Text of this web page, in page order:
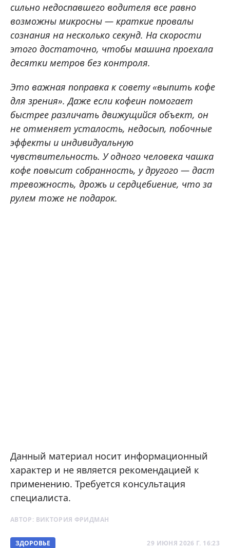
сильно недоспавшего водителя все равно
возможны микросны — краткие провалы
сознания на несколько секунд. На скорости
этого достаточно, чтобы машина проехала
десятки метров без контроля.
Это важная поправка к совету «выпить кофе
для зрения». Даже если кофеин помогает
быстрее различать движущийся объект, он
не отменяет усталость, недосып, побочные
эффекты и индивидуальную
чувствительность. У одного человека чашка
кофе повысит собранность, у другого — даст
тревожность, дрожь и сердцебиение, что за
рулем тоже не подарок.
Данный материал носит информационный
характер и не является рекомендацией к
применению. Требуется консультация
специалиста.
АВТОР: ВИКТОРИЯ ФРИДМАН
ЗДОРОВЬЕ 29 ИЮНЯ 2026 Г. 16:23